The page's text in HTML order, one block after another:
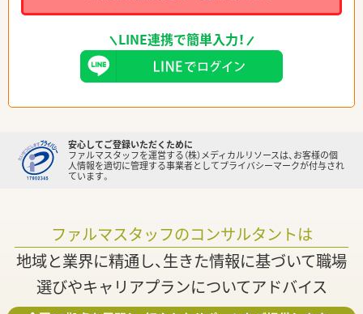
LINE連携で簡単入力！
安心してご登録いただくために
ファルマスタッフを運営する（株）メディカルリソースは、お客様の個
人情報を適切に管理する事業者としてプライバシーマークが付与され
ています。
ファルマスタッフのコンサルタントは
地域と業界に精通し、生きた情報に基づいて職場
選びやキャリアプランについてアドバイス